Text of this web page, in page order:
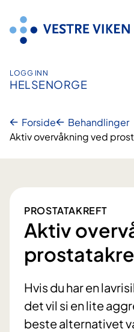
innhold
LOGG INN
HELSENORGE
Forside
Behandlinger
Aktiv overvåkning ved
PROSTATAKREFT
Aktiv
Hvis du har en
det vil si en lite
beste alternativet